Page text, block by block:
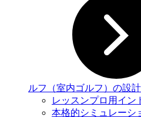
ルフ（室内ゴルフ）の設
レッスンプロ用イン
本格的シミュレーシ